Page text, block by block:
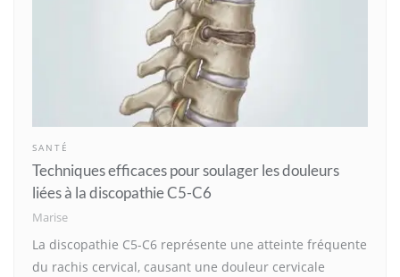
SANTÉ
Techniques efficaces pour soulager les douleurs
liées à la discopathie C5-C6
Marise
La discopathie C5-C6 représente une atteinte fréquente
du rachis cervical, causant une douleur cervicale